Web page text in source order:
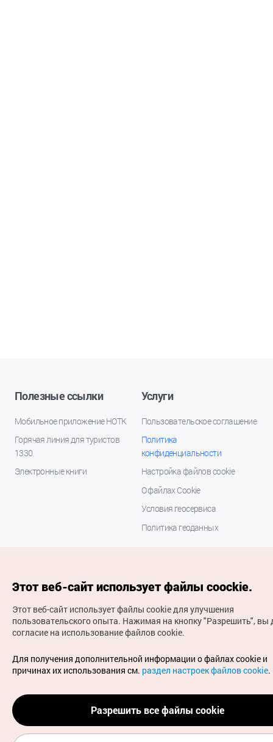
Полезные ссылки
Мобильное приложение НОТК
Горячая линия для туристов
1330
Электронные книги
Услуги
Пользовательское соглашение
Политика
конфиденциальности
Настройка файлов cookie
О файлах Cookie
Условия геосервиса
Политика геоданных
(с) Национальная организация туризма Кореи Все
права защищены
Для извещения об ошибках и проблемах, связанных с
работой веб-сайта, направляйте ваши запросы на
официальный адрес электронной почты
russian@knto.or.kr
Этот веб-сайт использует файлы coockie.
Этот веб-сайт использует файлы cookie для улучшения
пользовательского опыта. Нажимая на кнопку "Разрешить", вы
согласие на использование файлов cookie.
Для получения дополнительной информации о файлах cookie и
причинах их использования см. раздел настроек файлов cookie.
Разрешить все файлы cookie